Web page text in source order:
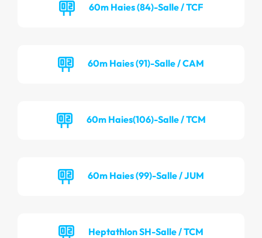
60m Haies (84)-Salle / TCF
60m Haies (91)-Salle / CAM
60m Haies(106)-Salle / TCM
60m Haies (99)-Salle / JUM
Heptathlon SH-Salle / TCM